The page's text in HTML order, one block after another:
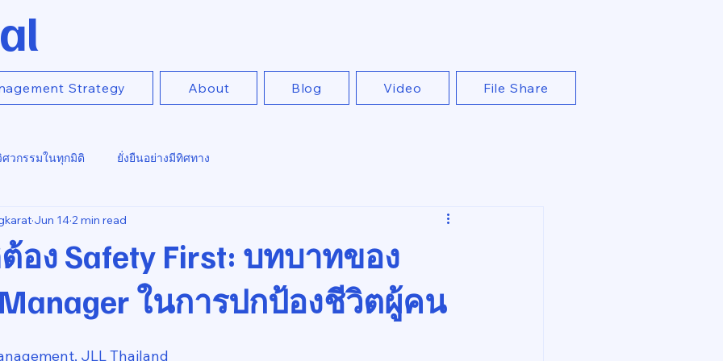
Strategy About Blog Video File Share
ศวกรรมในทุกมิติ ยั่งยืนอย่างมีทิศทาง
อง Safety First: บทบาทของ
ในการปกป้องชีวิตผู้คน
Jun 14 2 min read
JLL Thailand